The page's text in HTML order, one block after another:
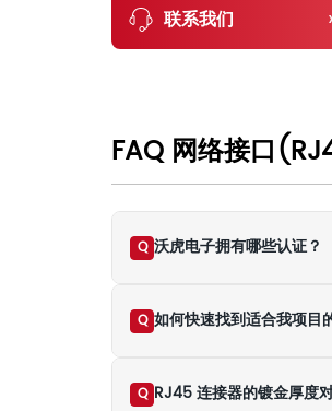
联系我们 ›
FAQ 网络接口
Q 沃虎电子拥有哪些认证？
Q 如何快速找到适合我项目
Q RJ45 连接器的镀金厚度